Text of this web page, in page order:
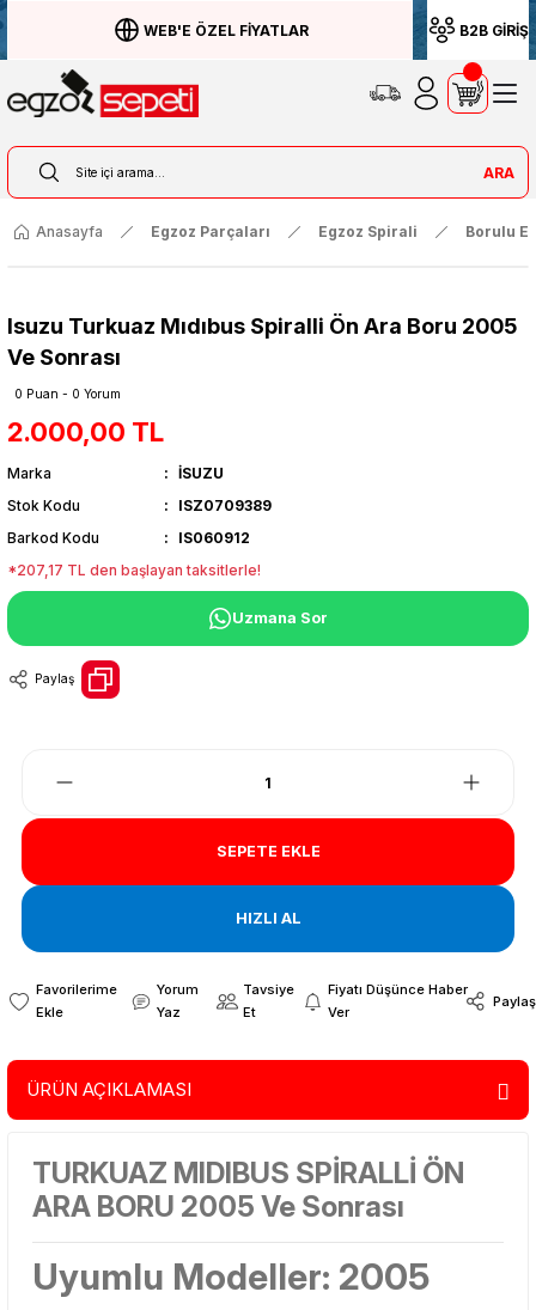
WEB'E ÖZEL FİYATLAR B2B GİRİŞ
ARA
Anasayfa Egzoz Parçaları Egzoz Spirali Borulu
Isuzu Turkuaz Mıdıbus Spiralli Ön Ara Boru 2005
Ve Sonrası
0 Puan - 0 Yorum
2.000,00 TL
Marka
İSUZU
Stok Kodu
ISZ0709389
Barkod Kodu
IS060912
*207,17 TL den başlayan taksitlerle!
Uzmana Sor
Paylaş
SEPETE EKLE
HIZLI AL
Yorum
Yaz
Tavsiye
Et
Fiyatı Düşünce Haber
Ver
Paylaş
ÜRÜN AÇIKLAMASI
TURKUAZ MIDIBUS SPİRALLİ ÖN
ARA BORU 2005 Ve Sonrası
Uyumlu Modeller: 2005